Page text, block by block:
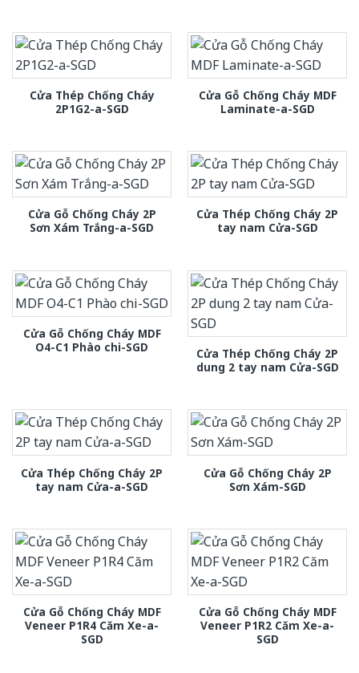
Cửa Thép Chống Cháy
2P1G2-a-SGD
Cửa Gỗ Chống Cháy MDF
Laminate-a-SGD
Cửa Gỗ Chống Cháy 2P
Sơn Xám Trắng-a-SGD
Cửa Thép Chống Cháy 2P
tay nam Cửa-SGD
Cửa Gỗ Chống Cháy MDF
O4-C1 Phào chi-SGD
Cửa Thép Chống Cháy 2P
dung 2 tay nam Cửa-SGD
Cửa Thép Chống Cháy 2P
tay nam Cửa-a-SGD
Cửa Gỗ Chống Cháy 2P
Sơn Xám-SGD
Cửa Gỗ Chống Cháy MDF
Veneer P1R4 Căm Xe-a-
SGD
Cửa Gỗ Chống Cháy MDF
Veneer P1R2 Căm Xe-a-
SGD